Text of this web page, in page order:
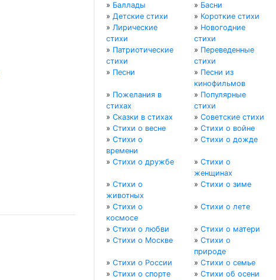
» Баллады » Басни
» Детские стихи » Короткие стихи
» Лирические
стихи
» Новогодние
стихи
» Патриотические
стихи
» Переведенные
стихи
» Песни » Песни из
кинофильмов
» Пожелания в
стихах
» Популярные
стихи
» Сказки в стихах » Советские стихи
» Стихи о весне » Стихи о войне
» Стихи о
времени
» Стихи о дожде
» Стихи о дружбе » Стихи о
женщинах
» Стихи о
животных
» Стихи о зиме
» Стихи о
космосе
» Стихи о лете
» Стихи о любви » Стихи о матери
» Стихи о Москве » Стихи о
природе
» Стихи о России » Стихи о семье
» Стихи о спорте » Стихи об осени